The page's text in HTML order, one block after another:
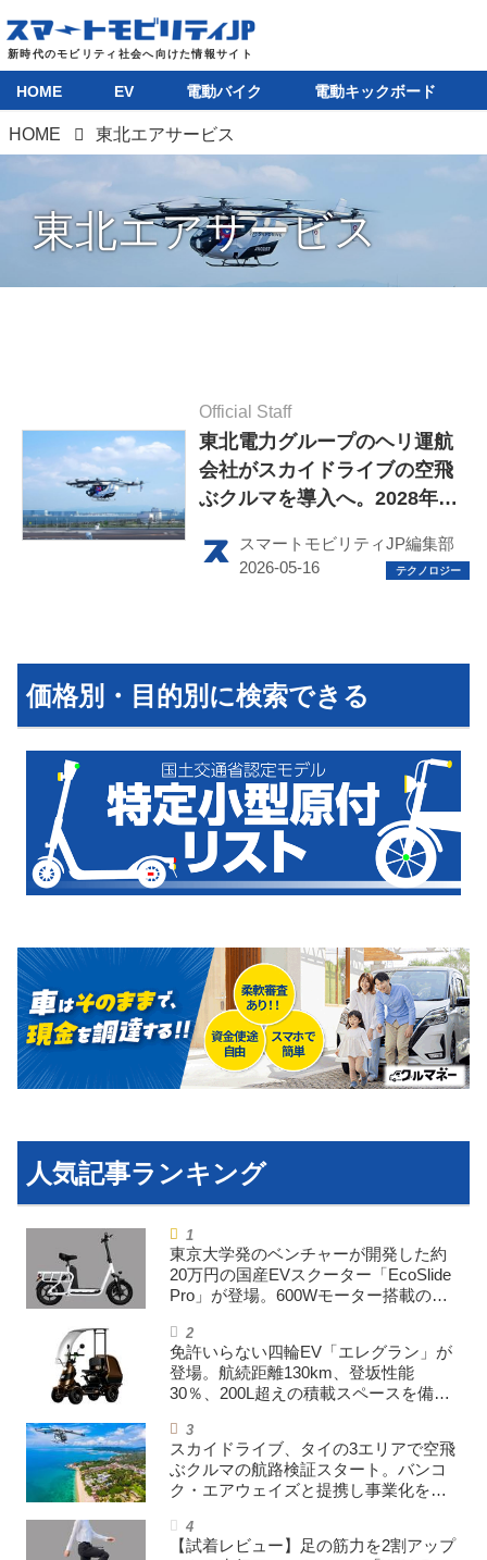
EV
電動バイク
電動キックボード
ライフスタイル
テクノロジー
運営会社
利用規約
プライバシーポリシー
お問い合せ
広告掲載について
HOME EV 電動バイク 電動キックボード
HOME 東北エアサービス
東北エアサービス
Official Staff
東北電力グループのヘリ運航
会社がスカイドライブの空飛
ぶクルマを導入へ。2028年に
スマートモビリティJP編集部
価格別・目的別に検索できる
東京大学発のベンチャーが開発した約
20万円の国産EVスクーター「EcoSlide
Pro」が登場。600Wモーター搭載のハ
免許いらない四輪EV「エレグラン」が
登場。航続距離130km、登坂性能
30％、200L超えの積載スペースを備え
スカイドライブ、タイの3エリアで空飛
ぶクルマの航路検証スタート。バンコ
ク・エアウェイズと提携し事業化を目
【試着レビュー】足の筋力を2割アップ